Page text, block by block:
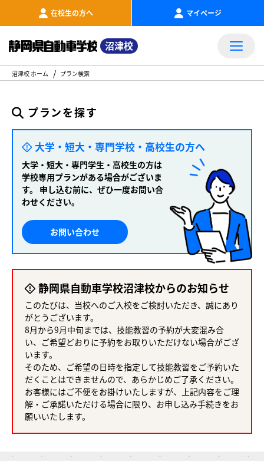
在校生の方へ マイページ
沼津校
沼津校 ホーム プラン検索
プランを探す
大学・短大・専門学校・高校生の方へ
大学・短大・専門学生・高校生の方は
学校専用プランがある場合がございま
す。
申し込む前に、ぜひ一度お問い合
わせください。
お問い合わせ
静岡県自動車学校沼津校からのお知らせ
このたびは、当校へのご入校をご検討いただき、誠にあり
がとうございます。
8月から9月中旬までは、技能教習の予約が大変混み合
い、ご希望どおりに予約をお取りいただけない場合がござ
います。
そのため、ご希望の日時を指定して技能教習をご予約いた
だくことはできませんので、あらかじめご了承ください。
お客様にはご不便をお掛けいたしますが、上記内容をご理
解・ご承諾いただける場合に限り、お申し込み手続きをお
願いいたします。